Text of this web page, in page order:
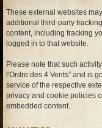
These external websites
additional third-party
content, including tracking
logged in to that website.
Please note that such
l'Ordre des 4 Vents” and is
service of the respective
privacy and cookie policies
embedded content.